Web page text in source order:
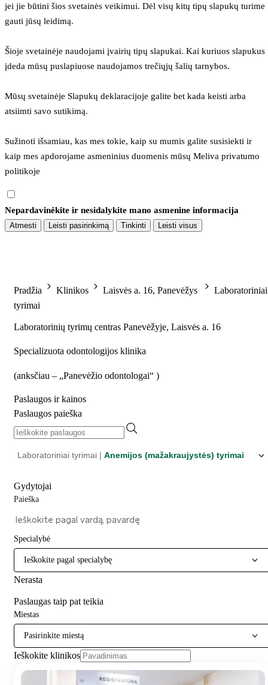
jei jie būtini šios svetainės veikimui. Dėl visų kitų tipų slapukų turime
gauti jūsų leidimą.
Šioje svetainėje naudojami įvairių tipų slapukai. Kai kuriuos slapukus
įdeda mūsų puslapiuose naudojamos trečiųjų šalių tarnybos.
Mūsų svetainėje Slapukų deklaracijoje galite bet kada keisti arba
atsiimti savo sutikimą.
Sužinoti išsamiau, kas mes tokie, kaip su mumis galite susisiekti ir
kaip mes apdorojame asmeninius duomenis mūsų Meliva privatumo
politikoje
Nepardavinėkite ir nesidalykite mano asmenine informacija
Atmesti Leisti pasirinkimą Tinkinti Leisti visus
Pradžia Klinikos Laisvės a. 16, Panevėžys
Laboratoriniai
tyrimai
Laboratorinių tyrimų centras Panevėžyje, Laisvės a. 16
Specializuota odontologijos klinika
(anksčiau – „Panevėžio odontologai“ )
Paslaugos ir kainos
Paslaugos paieška
Laboratoriniai tyrimai | Anemijos (mažakraujystės) tyrimai
Gydytojai
Paieška
Specialybė
Ieškokite pagal specialybę
Nerasta
Paslaugas taip pat teikia
Miestas
Pasirinkite miestą
Ieškokite klinikos